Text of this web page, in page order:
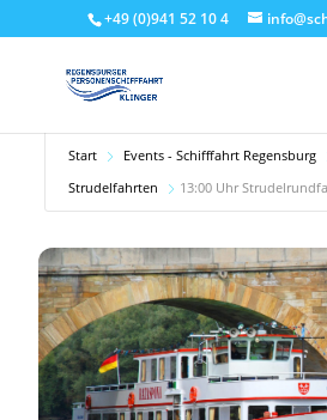
+49 (0)941 52 10 4
Start Events - Schifffahrt Regensburg
Strudelfahrten
13:00 Uhr